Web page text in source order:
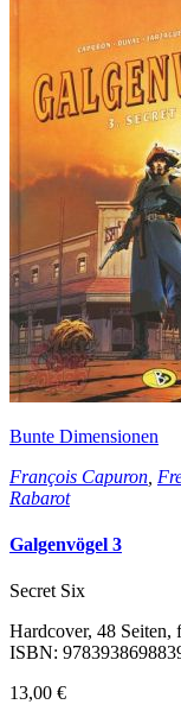
Bunte Dimensionen
François Capuron
Rabarot
Galgenvögel 3
Secret Six
Hardcover, 48
ISBN:
13,00 €